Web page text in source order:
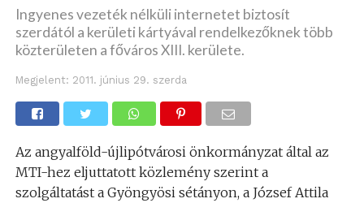
Ingyenes vezeték nélküli internetet biztosít
szerdától a kerületi kártyával rendelkezőknek több
közterületen a főváros XIII. kerülete.
Megjelent: 2011. június 29. szerda
Az angyalföld-újlipótvárosi önkormányzat által az
MTI-hez eljuttatott közlemény szerint a
szolgáltatást a Gyöngyösi sétányon, a József Attila